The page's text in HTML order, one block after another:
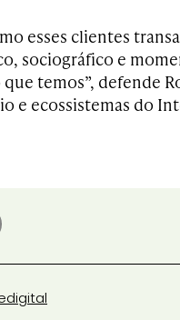
esses clientes
sociográfico e
temos”, defende
e ecossistemas do
digital